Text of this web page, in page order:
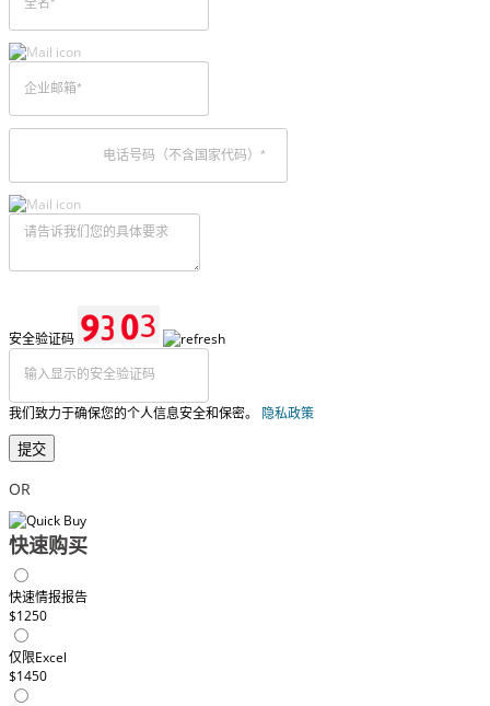
安全验证码
我们致力于确保您的个人信息安全和保密。 隐私政策
提交
OR
快速购买
快速情报报告
$1250
仅限Excel
$1450